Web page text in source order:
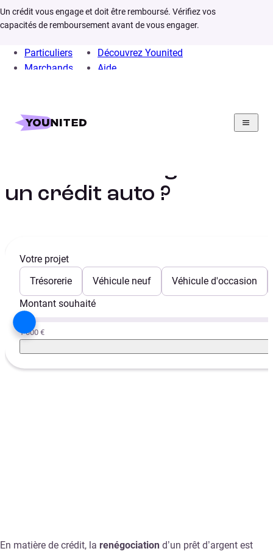
Un crédit vous engage et doit être remboursé. Vérifiez vos
capacités de remboursement avant de vous engager.
Particuliers
Marchands
Découvrez Younited
Aide
Home
Infos
Nos conseils pour renégocier un crédit auto
un crédit auto ?
Votre projet
Trésorerie
Véhicule neuf
Véhicule d'occasion
Montant souhaité
1 000 €
En matière de crédit, la renégociation d’un prêt d’argent est